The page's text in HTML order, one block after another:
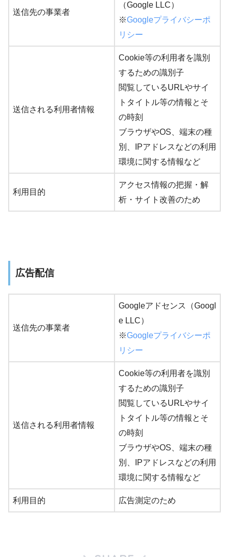
送信先の事業者
（Google LLC）
※Googleプライバシーポ
リシー
送信される利用者情報
Cookie等の利用者を識別
するための識別子
閲覧しているURLやサイ
トタイトル等の情報とそ
の時刻
ブラウザやOS、端末の種
別、IPアドレスなどの利用
環境に関する情報など
利用目的
アクセス情報の把握・解
析・サイト改善のため
広告配信
送信先の事業者
Googleアドセンス（Googl
e LLC）
※Googleプライバシーポ
リシー
送信される利用者情報
Cookie等の利用者を識別
するための識別子
閲覧しているURLやサイ
トタイトル等の情報とそ
の時刻
ブラウザやOS、端末の種
別、IPアドレスなどの利用
環境に関する情報など
利用目的 広告測定のため